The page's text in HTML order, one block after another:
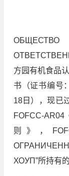
方园有机食品
书（证书编号
18日），现已
FOFCC-AR04
则》，
ХОУП”所持有